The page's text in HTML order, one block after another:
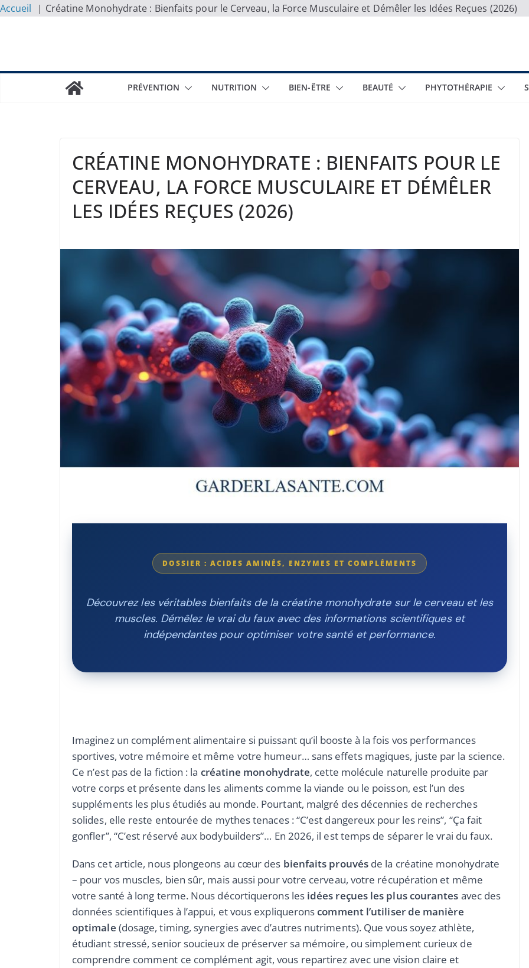
Accueil
Créatine Monohydrate : Bienfaits pour le Cerveau, la Force Musculaire et Démêler les Idées Reçues (2026)
PRÉVENTION NUTRITION BIEN-ÊTRE BEAUTÉ PHYTOTHÉRAPIE
CRÉATINE MONOHYDRATE : BIENFAITS POUR LE
CERVEAU, LA FORCE MUSCULAIRE ET DÉMÊLER
LES IDÉES REÇUES (2026)
DOSSIER : ACIDES AMINÉS, ENZYMES ET COMPLÉMENTS
Découvrez les véritables bienfaits de la créatine monohydrate sur le cerveau et les
muscles. Démêlez le vrai du faux avec des informations scientifiques et
indépendantes pour optimiser votre santé et performance.
Imaginez un complément alimentaire si puissant qu’il booste à la fois vos performances
sportives, votre mémoire et même votre humeur… sans effets magiques, juste par la science.
Ce n’est pas de la fiction : la créatine monohydrate, cette molécule naturelle produite par
votre corps et présente dans les aliments comme la viande ou le poisson, est l’un des
suppléments les plus étudiés au monde. Pourtant, malgré des décennies de recherches
solides, elle reste entourée de mythes tenaces : “C’est dangereux pour les reins”, “Ça fait
gonfler”, “C’est réservé aux bodybuilders”… En 2026, il est temps de séparer le vrai du faux.
Dans cet article, nous plongeons au cœur des bienfaits prouvésde la créatine monohydrate
– pour vos muscles, bien sûr, mais aussi pour votre cerveau, votre récupération et même
votre santé à long terme. Nous décortiquerons les idées reçues les plus courantes avec des
données scientifiques à l’appui, et vous expliqueronscomment l’utiliser de manière
optimale (dosage, timing, synergies avec d’autres nutriments). Que vous soyez athlète,
étudiant stressé, senior soucieux de préserver sa mémoire, ou simplement curieux de
comprendre comment ce complément agit, vous repartirez avec une vision claire et